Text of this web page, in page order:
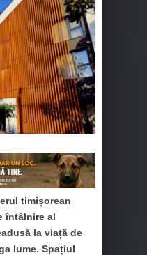
timișorean
întâlnire al
la viață de
lume. Spațiul